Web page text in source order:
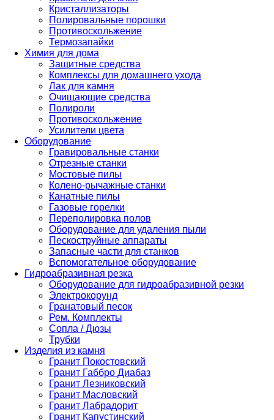
Кристаллизаторы
Полировальные порошки
Противоскольжение
Термозапайки
Химия для дома
Защитные средства
Комплексы для домашнего ухода
Лак для камня
Очищающие средства
Полироли
Противоскольжение
Усилители цвета
Оборудование
Гравировальные станки
Отрезные станки
Мостовые пилы
Колено-рычажные станки
Канатные пилы
Газовые горелки
Переполировка полов
Оборудование для удаления пыли
Пескоструйные аппараты
Запасные части для станков
Вспомогательное оборудование
Гидроабразивная резка
Оборудование для гидроабразивной резки
Электрокорунд
Гранатовый песок
Рем. Комплекты
Сопла / Дюзы
Трубки
Изделия из камня
Гранит Покостовский
Гранит Габбро Диабаз
Гранит Лезниковский
Гранит Масловский
Гранит Лабрадорит
Гранит Капустинский